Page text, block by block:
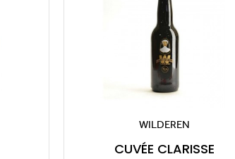
WILDEREN
CUVÉE CLARISSE